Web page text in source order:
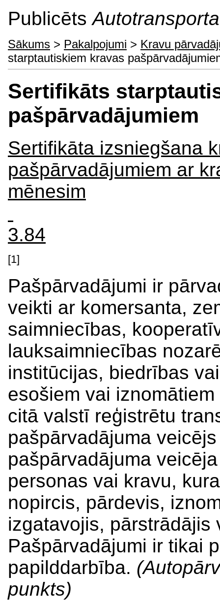
Publicēts
Sākums > Pakalpojumi > Kravu
starptautiskiem kravas
Sertifikāts
pašpārvadājumiem
Sertifikāta izsniegšana
pašpārvadājumiem ar
mēnesim
3.84
[1]
Pašpārvadājumi ir
veikti ar komersanta,
saimniecības,
lauksaimniecības
institūcijas, biedrības
esošiem vai
citā valstī reģistrētu
pašpārvadājuma
pašpārvadājuma
personas vai kravu,
nopircis, pārdevis,
izgatavojis, pārstrādājis
Pašpārvadājumi ir tikai
papilddarbība.
punkts)